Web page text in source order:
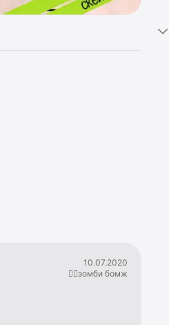
10.07.2020
🧟‍♀️зомби бомж